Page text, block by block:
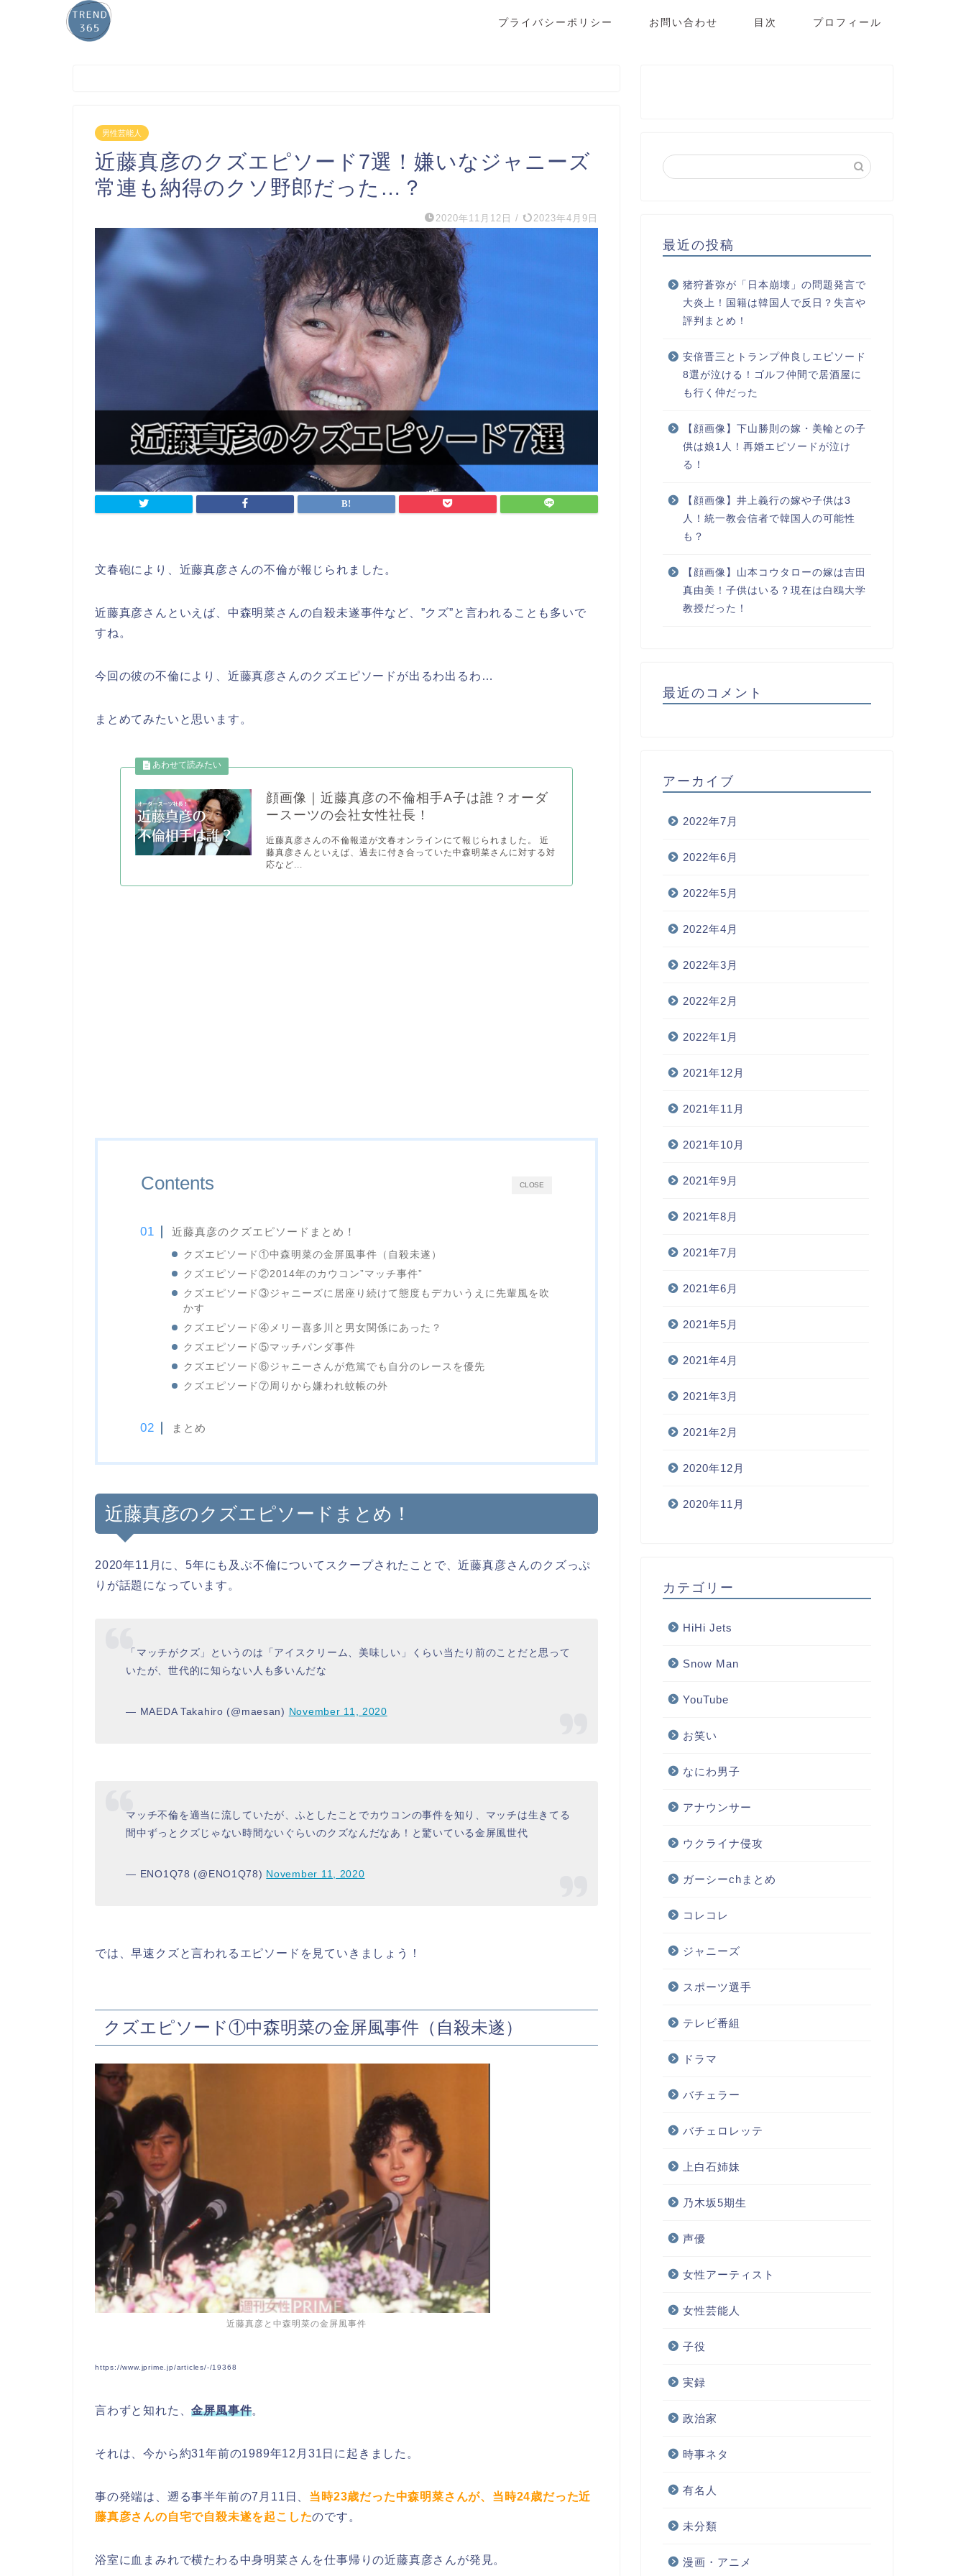
プライバシーポリシー お問い合わせ 目次 プロフィール
男性芸能人
近藤真彦のクズエピソード7選！嫌いなジャニーズ
常連も納得のクソ野郎だった…？
2020年11月12日 / 2023年4月9日
文春砲により、近藤真彦さんの不倫が報じられました。
近藤真彦さんといえば、中森明菜さんの自殺未遂事件など、”クズ”と言われることも多いで
すね。
今回の彼の不倫により、近藤真彦さんのクズエピソードが出るわ出るわ…
まとめてみたいと思います。
顔画像｜近藤真彦の不倫相手A子は誰？オーダ
ースーツの会社女性社長！
近藤真彦さんの不倫報道が文春オンラインにて報じられました。 近
藤真彦さんといえば、過去に付き合っていた中森明菜さんに対する対
応など...
CLOSE
Contents
近藤真彦のクズエピソードまとめ！
クズエピソード①中森明菜の金屏風事件（自殺未遂）
クズエピソード②2014年のカウコン”マッチ事件”
クズエピソード③ジャニーズに居座り続けて態度もデカいうえに先輩風を吹
かす
クズエピソード④メリー喜多川と男女関係にあった？
クズエピソード⑤マッチパンダ事件
クズエピソード⑥ジャニーさんが危篤でも自分のレースを優先
クズエピソード⑦周りから嫌われ蚊帳の外
まとめ
近藤真彦のクズエピソードまとめ！
2020年11月に、5年にも及ぶ不倫についてスクープされたことで、近藤真彦さんのクズっぷ
りが話題になっています。
「マッチがクズ」というのは「アイスクリーム、美味しい」くらい当たり前のことだと思って
いたが、世代的に知らない人も多いんだな
— MAEDA Takahiro (@maesan) November 11, 2020
マッチ不倫を適当に流していたが、ふとしたことでカウコンの事件を知り、マッチは生きてる
間中ずっとクズじゃない時間ないぐらいのクズなんだなあ！と驚いている金屏風世代
— ENO1Q78 (@ENO1Q78) November 11, 2020
では、早速クズと言われるエピソードを見ていきましょう！
クズエピソード①中森明菜の金屏風事件（自殺未遂）
近藤真彦と中森明菜の金屏風事件
https://www.jprime.jp/articles/-/19368
言わずと知れた、金屏風事件。
それは、今から約31年前の1989年12月31日に起きました。
事の発端は、遡る事半年前の7月11日、 当時23歳だった中森明菜さんが、当時24歳だった近
藤真彦さんの自宅で自殺未遂を起こしたのです。
浴室に血まみれで横たわる中身明菜さんを仕事帰りの近藤真彦さんが発見。
最近の投稿
猪狩蒼弥が「日本崩壊」の問題発言で
大炎上！国籍は韓国人で反日？失言や
評判まとめ！
安倍晋三とトランプ仲良しエピソード
8選が泣ける！ゴルフ仲間で居酒屋に
も行く仲だった
【顔画像】下山勝則の嫁・美輪との子
供は娘1人！再婚エピソードが泣け
る！
【顔画像】井上義行の嫁や子供は3
人！統一教会信者で韓国人の可能性
も？
【顔画像】山本コウタローの嫁は吉田
真由美！子供はいる？現在は白鴎大学
教授だった！
最近のコメント
アーカイブ
2022年7月
2022年6月
2022年5月
2022年4月
2022年3月
2022年2月
2022年1月
2021年12月
2021年11月
2021年10月
2021年9月
2021年8月
2021年7月
2021年6月
2021年5月
2021年4月
2021年3月
2021年2月
2020年12月
2020年11月
カテゴリー
HiHi Jets
Snow Man
YouTube
お笑い
なにわ男子
アナウンサー
ウクライナ侵攻
ガーシーchまとめ
コレコレ
ジャニーズ
スポーツ選手
テレビ番組
ドラマ
バチェラー
バチェロレッテ
上白石姉妹
乃木坂5期生
声優
女性アーティスト
女性芸能人
子役
実録
政治家
時事ネタ
有名人
未分類
漫画・アニメ